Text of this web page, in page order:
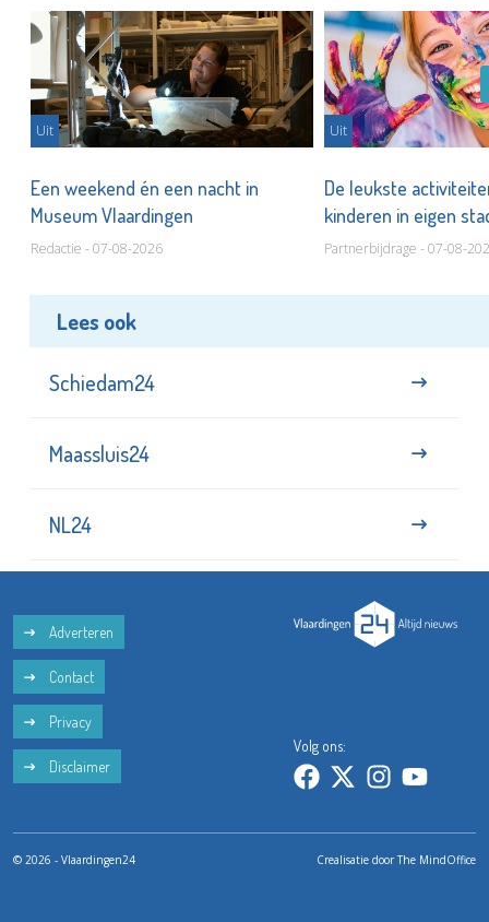
Uit
Een weekend én een nacht in
Museum Vlaardingen
Redactie - 07-08-2026
Uit
De leukste
kinderen in eigen
Partnerbijdrage - 07-08-
Lees ook
Schiedam24
Maassluis24
NL24
Adverteren
Contact
Privacy
Disclaimer
Volg ons:
© 2026 - Vlaardingen24 Crealisatie doorThe MindOffice